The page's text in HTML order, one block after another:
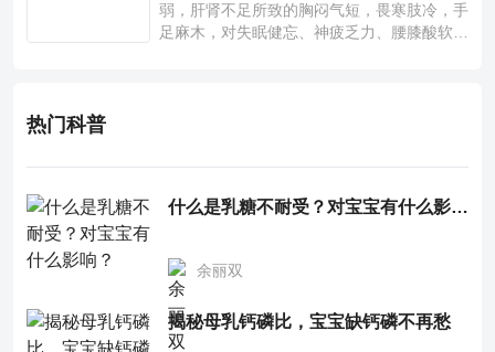
弱，肝肾不足所致的胸闷气短，畏寒肢冷，手
足麻木，对失眠健忘、神疲乏力、腰膝酸软也
热门科普
什么是乳糖不耐受？对宝宝有什么影响？
余丽双
揭秘母乳钙磷比，宝宝缺钙磷不再愁